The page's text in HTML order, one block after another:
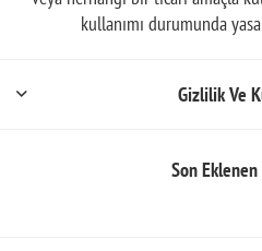
kullanımı durumunda
Gizlilik Ve
Son